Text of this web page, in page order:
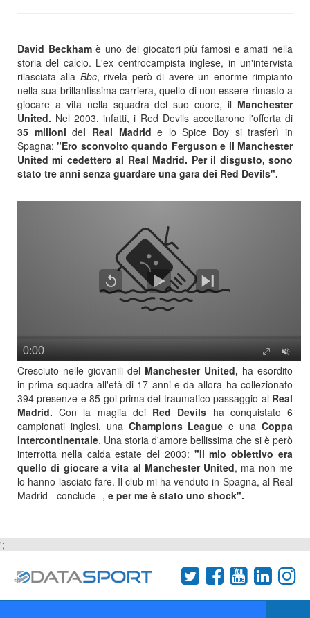
David Beckhamè uno dei giocatori più famosi e amati nella
storia del calcio. L'ex centrocampista inglese, in un'intervista
rilasciata alla Bbc, rivela però di avere un enorme rimpianto
nella sua brillantissima carriera, quello di non essere rimasto a
giocare a vita nella squadra del suo cuore, il Manchester
United. Nel 2003, infatti, i Red Devils accettarono l'offerta di
35 milionidel Real Madride lo Spice Boy si trasferì in
Spagna:"Ero sconvolto quando Ferguson e il Manchester
United mi cedettero al Real Madrid. Per il disgusto, sono
stato tre anni senza guardare una gara dei Red Devils".
Cresciuto nelle giovanili del Manchester United, ha esordito
in prima squadra all'età di 17 anni e da allora ha collezionato
394 presenze e 85 gol prima del traumatico passaggio al Real
Madrid. Con la maglia deiRed Devils ha conquistato 6
campionati inglesi, una Champions Leaguee unaCoppa
Intercontinentale. Una storia d'amore bellissima che si è però
interrotta nella calda estate del 2003: "Il mio obiettivo era
quello di giocare a vita al Manchester United, ma non me
lo hanno lasciato fare. Il club mi ha venduto in Spagna, al Real
Madrid - conclude -, e per me è stato uno shock".
';